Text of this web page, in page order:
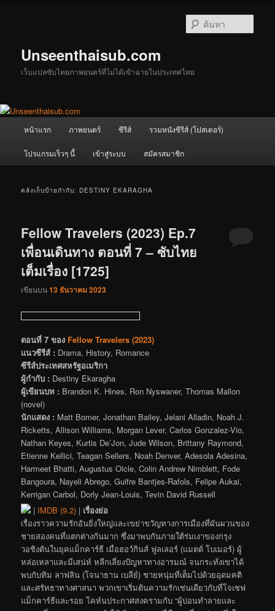
Unseenthaisub.com
เว็บแปลซับไทยภาพยนตร์ที่ไม่ได้เข้าฉายในประเทศไทย
หน้าแรก ภาพยนตร์ ซีรีส์ รวมหนังซีรีส์ (โปสเตอร์)
โปรแกรมเร็วๆ นี้ เข้าสู่ระบบ สมัครสมาชิก
คลังเก็บป้ายกำกับ: DESTINY EKARAGHA
Fellow Travelers (2023) Ep.7
เพื่อนเดินทาง ตอนที่ 7 – ซับไทย
เต็มเรื่อง [1725]
เขียนบน13 ธันวาคม 2023
ตอนที่ 7 ของ Fellow Travelers (2023)
แนวซีรีส์ : Drama, History, Romance
ซีรีส์ประเทศสหรัฐอเมริกา
ผู้กำกับ : Destiny Ekaragha
ผู้เขียนบท : Brandon K. Hines, Ron Nyswaner, Thomas Mallon
(novel)
นักแสดง : Matt Bomer, Jonathan Bailey, Jelani Alladin, Noah J.
Ricketts, Allison Williams, Morgan Lever, Carlos Gonzalez-Vio,
Nathan Keyes, Kurtis De’Jon, Jude Wilson, Brittany Raymond,
Etienne Kellici, Teagan Sellers, Noah Denver, Adesola Adesina,
Harmeet Bhatti, Augustus Oicle, Colin Andrew Nimblett, Fode
Bangoura, Nayeli Abrego, Guifre Bantjes-Rafols, Felipe Aukai,
Kerrigan Carbol, Dorly Jean-Louis, Tevin David Russell
| IMDB (9.2) | เรื่องย่อ
เรื่องราวความรักอันยิ่งใหญ่และเขย่าขวัญทางการเมืองที่ผันผวนของ
ชายสองคนที่แตกต่างกันมาก ซึ่งมาพบกันภายใต้ร่มเงาของกรุง
วอชิงตันในยุคแม็กคาร์ธี เมื่อฮอว์กินส์ ฟูลเลอร์ (แมตต์ โบเมอร์) ผู้
หล่อเหลาและมีเสน่ห์ หลีกเลี่ยงปัญหาทางอารมณ์ จนกระทั่งเขาได้
พบกับทิม ลาฟลิน (โจนาธาน เบลีย์) ชายหนุ่มที่เต็มไปด้วยอุดมคติ
และศรัทธาทางศาสนา พวกเขาเริ่มต้นความรักเช่นเดียวกับที่โจเซฟ
แม็กคาร์ธีและรอย โคห์นประกาศสงครามกับ “ผู้บ่อนทำลายและ